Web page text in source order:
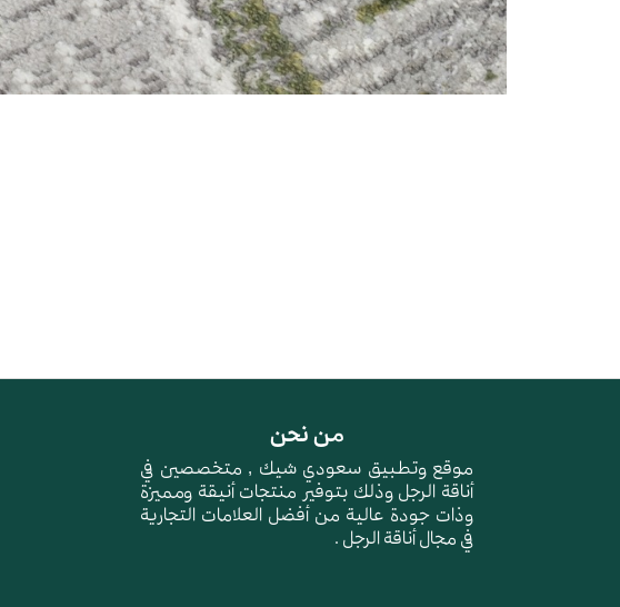
من نحن
موقع وتطبيق سعودي شيك , متخصصين في
أناقة الرجل وذلك بتوفير منتجات أنيقة ومميزة
وذات جودة عالية من أفضل العلامات التجارية
في مجال أناقة الرجل .